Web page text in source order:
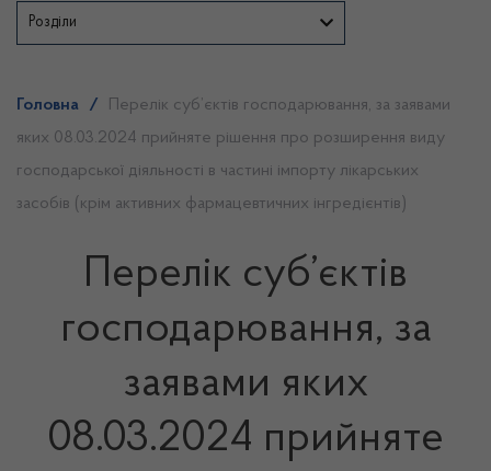
Розділи
Головна /
Перелік суб’єктів господарювання, за заявами
яких 08.03.2024 прийняте рішення про розширення виду
господарської діяльності в частині імпорту лікарських
засобів (крім активних фармацевтичних інгредієнтів)
Перелік суб’єктів
господарювання, за
заявами яких
08.03.2024 прийняте